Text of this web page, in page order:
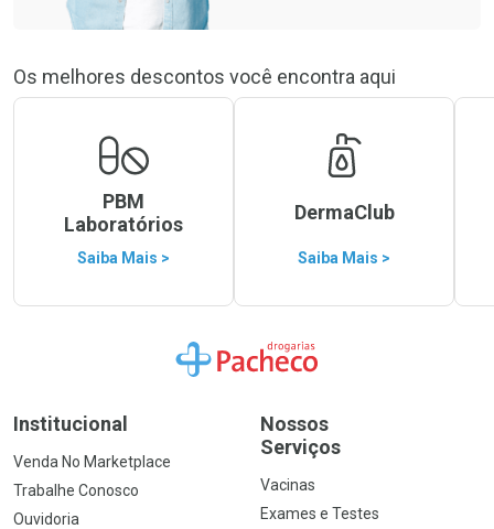
Os melhores descontos você encontra aqui
PBM
Laboratórios
Saiba Mais >
DermaClub
Saiba Mais >
Ir para a Home
Institucional
Venda No Marketplace
Trabalhe Conosco
Ouvidoria
Nossos
Serviços
Vacinas
Exames e Testes